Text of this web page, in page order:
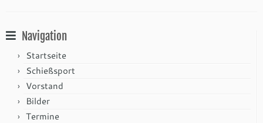
Navigation
Startseite
Schießsport
Vorstand
Bilder
Termine